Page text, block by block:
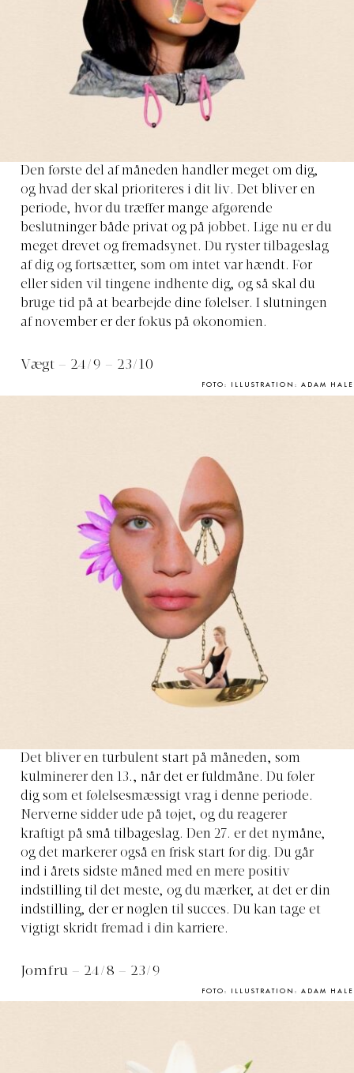
Den første del af måneden handler meget om dig,
og hvad der skal prioriteres i dit liv. Det bliver en
periode, hvor du træffer mange afgørende
beslutninger både privat og på jobbet. Lige nu er du
meget drevet og fremadsynet. Du ryster tilbageslag
af dig og fortsætter, som om intet var hændt. Før
eller siden vil tingene indhente dig, og så skal du
bruge tid på at bearbejde dine følelser. I slutningen
af ​​november er der fokus på økonomien.
Vægt – 24/9 – 23/10
FOTO: ILLUSTRATION: ADAM HALE
Det bliver en turbulent start på måneden, som
kulminerer den 13., når det er fuldmåne. Du føler
dig som et følelsesmæssigt vrag i denne periode.
Nerverne sidder ude på tøjet, og du reagerer
kraftigt på små tilbageslag. Den 27. er det nymåne,
og det markerer også en frisk start for dig. Du går
ind i årets sidste måned med en mere positiv
indstilling til det meste, og du mærker, at det er din
indstilling, der er nøglen til succes. Du kan tage et
vigtigt skridt fremad i din karriere.
Jomfru – 24/8 – 23/9
FOTO: ILLUSTRATION: ADAM HALE